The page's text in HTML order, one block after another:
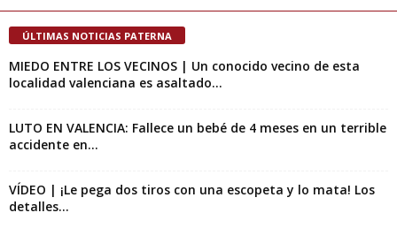
ÚLTIMAS NOTICIAS PATERNA
MIEDO ENTRE LOS VECINOS | Un conocido vecino de esta
localidad valenciana es asaltado...
LUTO EN VALENCIA: Fallece un bebé de 4 meses en un terrible
accidente en...
VÍDEO | ¡Le pega dos tiros con una escopeta y lo mata! Los
detalles...